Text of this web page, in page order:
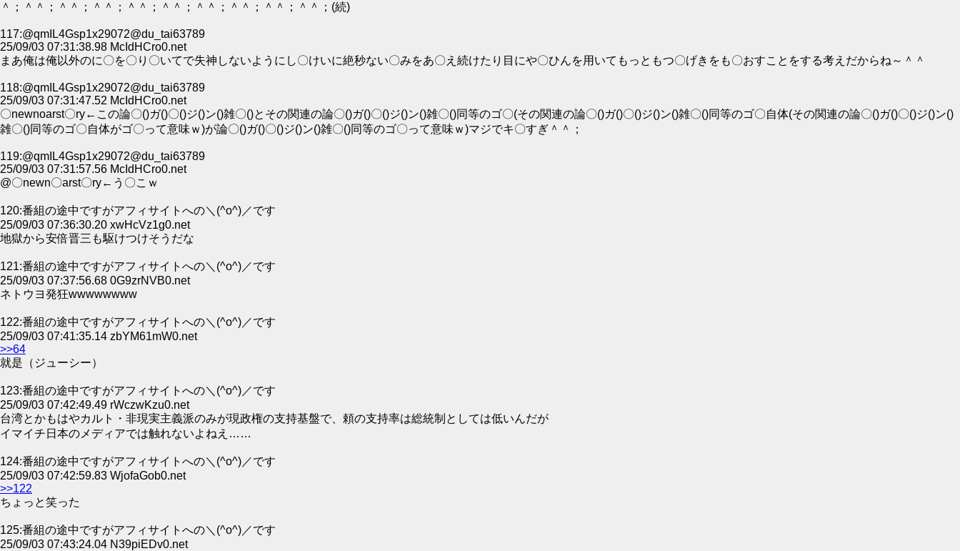
＾；＾＾；＾＾；＾＾；＾＾；＾＾；＾＾；＾＾；＾＾；＾＾；(続)
117:@qmIL4Gsp1x29072@du_tai63789
25/09/03 07:31:38.98 McIdHCro0.net
まあ俺は俺以外のに〇を〇り〇いてで失神しないようにし〇けいに絶秒ない〇みをあ〇え続けたり目にや〇ひんを用いてもっともつ〇げきをも〇おすことをする考えだからね～＾＾
118:@qmIL4Gsp1x29072@du_tai63789
25/09/03 07:31:47.52 McIdHCro0.net
〇newnoarst〇ry←この論〇()ガ()〇()ジ()ン()雑〇()とその関連の論〇()ガ()〇()ジ()ン()雑〇()同等のゴ〇(その関連の論〇()ガ()〇()ジ()ン()雑〇()同等のゴ〇自体(その関連の論〇()ガ()〇()ジ()ン()
雑〇()同等のゴ〇自体がゴ〇って意味ｗ)が論〇()ガ()〇()ジ()ン()雑〇()同等のゴ〇って意味ｗ)マジでキ〇すぎ＾＾；
119:@qmIL4Gsp1x29072@du_tai63789
25/09/03 07:31:57.56 McIdHCro0.net
@〇newn〇arst〇ry←う〇こｗ
120:番組の途中ですがアフィサイトへの＼(^o^)／です
25/09/03 07:36:30.20 xwHcVz1g0.net
地獄から安倍晋三も駆けつけそうだな
121:番組の途中ですがアフィサイトへの＼(^o^)／です
25/09/03 07:37:56.68 0G9zrNVB0.net
ネトウヨ発狂wwwwwwww
122:番組の途中ですがアフィサイトへの＼(^o^)／です
25/09/03 07:41:35.14 zbYM61mW0.net
>>64
就是（ジューシー）
123:番組の途中ですがアフィサイトへの＼(^o^)／です
25/09/03 07:42:49.49 rWczwKzu0.net
台湾とかもはやカルト・非現実主義派のみが現政権の支持基盤で、頼の支持率は総統制としては低いんだが
イマイチ日本のメディアでは触れないよねえ……
124:番組の途中ですがアフィサイトへの＼(^o^)／です
25/09/03 07:42:59.83 WjofaGob0.net
>>122
ちょっと笑った
125:番組の途中ですがアフィサイトへの＼(^o^)／です
25/09/03 07:43:24.04 N39piEDv0.net